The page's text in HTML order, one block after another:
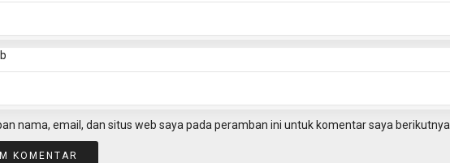
nama, email, dan situs web saya pada peramban ini untuk komentar saya berikutnya.